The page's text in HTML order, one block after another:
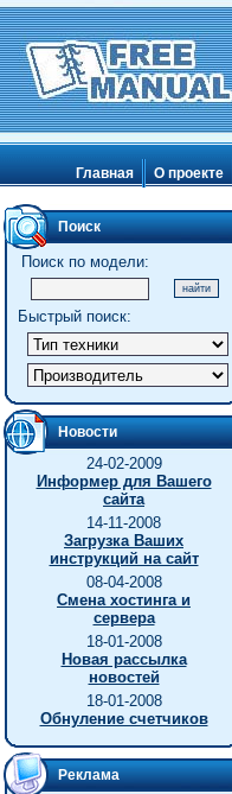
Главная О проекте
Поиск
Поиск по модели:
Быстрый поиск:
Новости
24-02-2009
Информер для Вашего
сайта
14-11-2008
Загрузка Ваших
инструкций на сайт
08-04-2008
Смена хостинга и
сервера
18-01-2008
Новая рассылка
новостей
18-01-2008
Обнуление счетчиков
Реклама